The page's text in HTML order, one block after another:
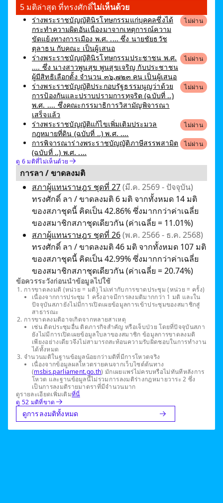
5 มติล่าสุด ที่ทรงศักดิ์ไม่เห็นด้วย
ร่างพระราชบัญญัตินิรโทษกรรมแก่บุคคลซึ่งได้
กระทำความผิดอันเนื่องมาจากเหตุการณ์ความ
ขัดแย้งทางการเมือง พ.ศ. .... ซึ่ง นายชัยธวัช
ตุลาธน กับคณะ เป็นผู้เสนอ
ไม่ผ่าน
ร่างพระราชบัญญัตินิรโทษกรรมประชาชน พ.ศ.
.... ซึ่ง นางสาวพูนสุข พูนสุขเจริญ กับประชาชน
ผู้มีสิทธิเลือกตั้ง จำนวน ๓๖,๗๒๓ คน เป็นผู้เสนอ
ไม่ผ่าน
ร่างพระราชบัญญัติประกอบรัฐธรรมนูญว่าด้วย
การป้องกันและปราบปรามการทุจริต (ฉบับที่ ..)
พ.ศ. .... ซึ่งคณะกรรมาธิการวิสามัญพิจารณา
เสร็จแล้ว
ไม่ผ่าน
ร่างพระราชบัญญัติแก้ไขเพิ่มเติมประมวล
กฎหมายที่ดิน (ฉบับที่ ..) พ.ศ. ....
ไม่ผ่าน
การพิจารณาร่างพระราชบัญญัติภาษีสรรพสามิต
(ฉบับที่ ..) พ.ศ. ....
ไม่ผ่าน
ดู 6 มติที่ไม่เห็นด้วย
การลา / ขาดลงมติ
สภาผู้แทนราษฎร ชุดที่ 27(มี.ค. 2569 - ปัจจุบัน)
ทรงศักดิ์ ลา / ขาดลงมติ 6 มติ จากทั้งหมด 14 มติ
ของสภาชุดนี้ คิดเป็น 42.86% ซึ่งมากกว่าค่าเฉลี่ย
ของสมาชิกสภาชุดเดียวกัน (ค่าเฉลี่ย = 11.01%)
สภาผู้แทนราษฎร ชุดที่ 26(พ.ค. 2566 - ธ.ค. 2568)
ทรงศักดิ์ ลา / ขาดลงมติ 46 มติ จากทั้งหมด 107 มติ
ของสภาชุดนี้ คิดเป็น 42.99% ซึ่งมากกว่าค่าเฉลี่ย
ของสมาชิกสภาชุดเดียวกัน (ค่าเฉลี่ย = 20.74%)
ข้อควรระวังก่อนนำข้อมูลไปใช้
การขาดลงมติ (หน่วย = มติ) ไม่เท่ากับการขาดประชุม (หน่วย = ครั้ง)
เนื่องจากการประชุม 1 ครั้งอาจมีการลงมติมากกว่า 1 มติ และใน
ปัจจุบันสภายังไม่มีการเปิดเผยข้อมูลการเข้าประชุมของสมาชิกสู่
สาธารณะ
การขาดลงมติอาจเกิดจากหลายสาเหตุ
เช่น ติดประชุมอื่น ติดภารกิจสำคัญ หรือเจ็บป่วย โดยที่ปัจจุบันสภา
ยังไม่มีการเปิดเผยข้อมูลใบลาของสมาชิก ข้อมูลการขาดลงมติ
เพียงอย่างเดียวจึงไม่สามารถสะท้อนความรับผิดชอบในการทำงาน
ได้ทั้งหมด
จำนวนมติในฐานข้อมูลน้อยกว่ามติที่มีการโหวตจริง
เนื่องจากข้อมูลผลโหวตรายคนจากเว็บไซต์ต้นทาง
(msbis.parliament.go.th) มักเผยแพร่ไม่ครบหรือไม่ทันทีหลังการ
โหวต และฐานข้อมูลนี้ไม่รวมการลงมติร่างกฎหมายวาระ 2 ซึ่ง
เป็นการลงมติรายมาตราที่มีจำนวนมาก
ดูรายละเอียดเพิ่มเติมที่นี่
ดู 52 มติที่ขาด
ดูการลงมติทั้งหมด